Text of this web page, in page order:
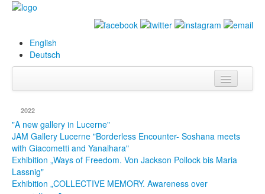
English
Deutsch
Biography
Paintings
2022
"A new gallery in Lucerne"
JAM Gallery Lucerne "Borderless Encounter- Soshana meets
with Giacometti and Yanaihara"
Exhibition „Ways of Freedom. Von Jackson Pollock bis Maria
Lassnig"
Exhibition „COLLECTIVE MEMORY. Awareness over